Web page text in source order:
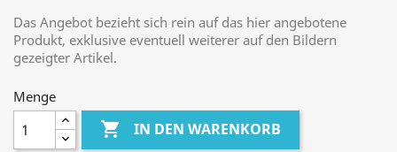
Das Angebot bezieht sich rein auf das hier angebotene
Produkt, exklusive eventuell weiterer auf den Bildern
gezeigter Artikel.
Menge
 IN DEN WARENKORB